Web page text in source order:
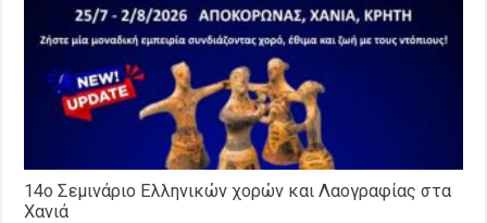
14o Σεμινάριο Ελληνικών χορών και Λαογραφίας στα
Χανιά